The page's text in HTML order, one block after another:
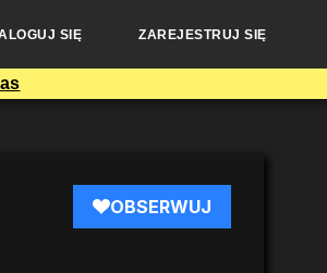
SIĘ ZAREJESTRUJ SIĘ
OBSERWUJ